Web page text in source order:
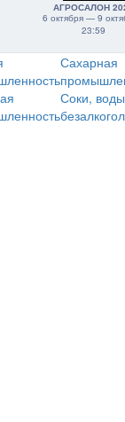
АГРОСАЛОН
6 октября — 9
23:59
Сахарная
Соки,